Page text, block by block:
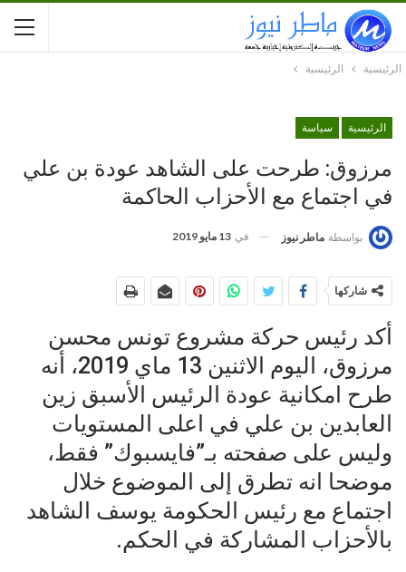
الرئيسية الرئيسية
الرئيسية سياسة
مرزوق: طرحت على الشاهد عودة بن علي
في اجتماع مع الأحزاب الحاكمة
بواسطة ماطر نيوز في 13 مايو 2019
شاركها
أكد رئيس حركة مشروع تونس محسن
مرزوق، اليوم الاثنين 13 ماي 2019، أنه
طرح امكانية عودة الرئيس الأسبق زين
العابدين بن علي في اعلى المستويات
وليس على صفحته بـ”فايسبوك” فقط،
موضحا انه تطرق إلى الموضوع خلال
اجتماع مع رئيس الحكومة يوسف الشاهد
بالأحزاب المشاركة في الحكم.